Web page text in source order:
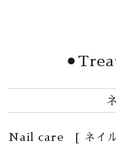
Nail care [ ネイ